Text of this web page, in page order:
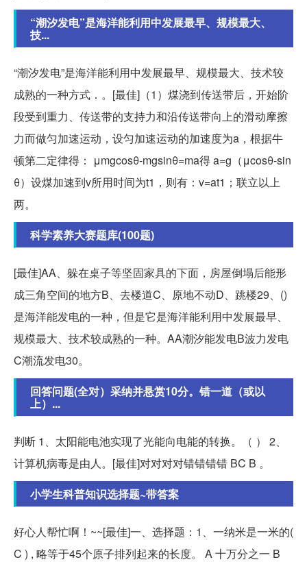
“潮汐发电”是海洋能利用中发展最早、规模最大、
技...
“潮汐发电”是海洋能利用中发展最早、规模最大、技术较
成熟的一种方式．。[最佳]（1）煤浇到传送带后，开始阶
段受到重力、传送带的支持力和沿传送带向上的滑动摩擦
力而做匀加速运动，设匀加速运动的加速度为a，根据牛
顿第二定律得： μmgcosθ-mgsinθ=ma得 a=g（μcosθ-sin
θ）设煤加速到v所用时间为t1，则有：v=at1；联立以上
两。
科学素养大赛题库(100题)
[最佳]AA、躲在桌子等坚固家具的下面，房屋倒塌后能形
成三角空间的地方B、去楼道C、原地不动D、跳楼29、()
是海洋能发电的一种，但是它是海洋能利用中发展最早、
规模最大、技术较成熟的一种。AA潮汐能发电B波力发电
C潮流发电30。
回答问题(全对）采纳并悬赏10分。错一道（或以
上）...
判断 1、太阳能电池实现了光能向电能的转换。（ ） 2、
计算机病毒是由人。[最佳]对对对对错错错错 BC B 。
小学生科普知识选择题~带答案
好心人帮忙啊！~~[最佳]一、选择题：1、一纳米是一米的(
C ) , 略等于45个原子排列起来的长度。 A 十万分之一 B